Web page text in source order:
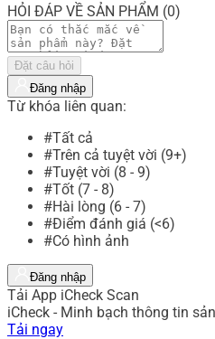
HỎI ĐÁP VỀ SẢN PHẨM (0)
Đặt câu hỏi
Đăng nhập
Từ khóa liên quan:
#Tất cả
#Trên cả tuyệt vời (9+)
#Tuyệt vời (8 - 9)
#Tốt (7 - 8)
#Hài lòng (6 - 7)
#Điểm đánh giá (<6)
#Có hình ảnh
Đăng nhập
Tải App iCheck Scan
iCheck - Minh bạch thông tin
Tải ngay